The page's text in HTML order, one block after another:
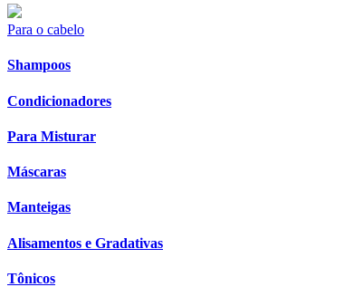
Para o cabelo
Shampoos
Condicionadores
Para Misturar
Máscaras
Manteigas
Alisamentos e Gradativas
Tônicos